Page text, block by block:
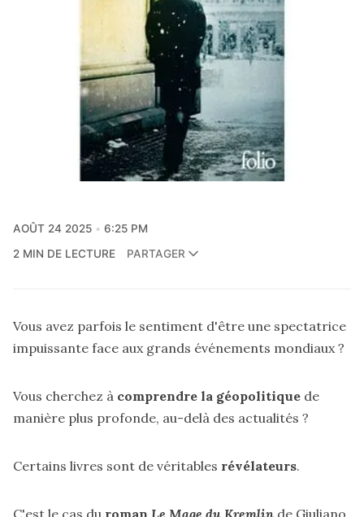
AOÛT 24 2025
6:25 PM
2 MIN DE LECTURE
PARTAGER
Vous avez parfois le sentiment d'être une spectatrice
impuissante face aux grands événements mondiaux ?
Vous cherchez à comprendre la géopolitique de
manière plus profonde, au-delà des actualités ?
Certains livres sont de véritables révélateurs.
C'est le cas du roman Le Mage du Kremlin de Giuliano